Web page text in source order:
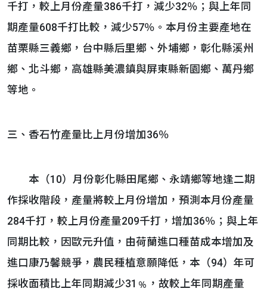
千打，較上月份產量386千打，減少32％；與上年同
期產量608千打比較，減少57％。本月份主要產地在
苗栗縣三義鄉，台中縣后里鄉、外埔鄉，彰化縣溪州
鄉、北斗鄉，高雄縣美濃鎮與屏東縣新園鄉、萬丹鄉
等地。
三、香石竹產量比上月份增加36％
本（10）月份彰化縣田尾鄉、永靖鄉等地逢二期
作採收階段，產量將較上月份增加，預測本月份產量
284千打，較上月份產量209千打，增加36％；與上年
同期比較，因歐元升值，由荷蘭進口種苗成本增加及
進口康乃馨競爭，農民種植意願降低，本（94）年可
採收面積比上年同期減少31﹪，故較上年同期產量